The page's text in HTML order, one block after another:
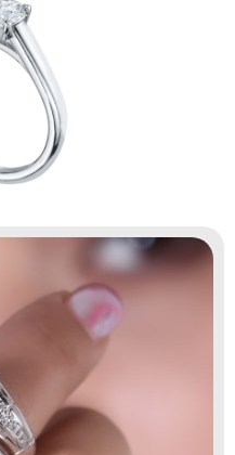
گالری